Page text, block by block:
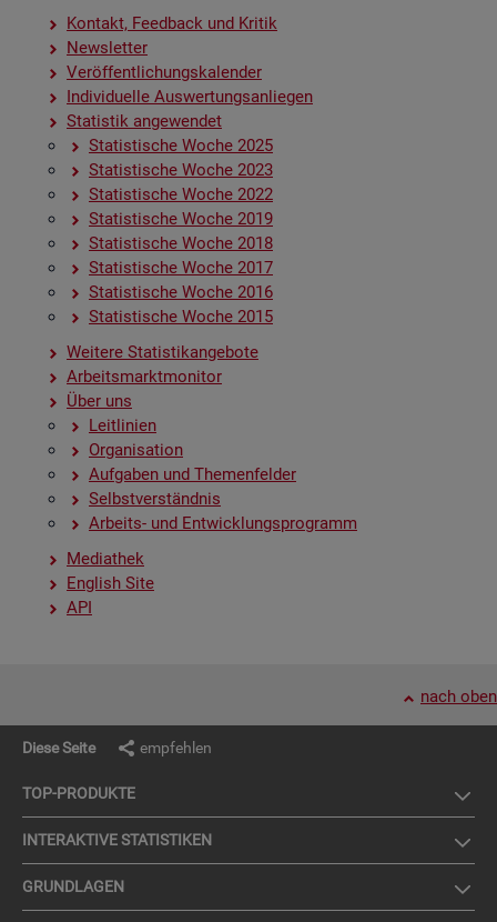
Kon­takt, Feed­back und Kri­tik
News­let­ter
Ver­öf­fent­li­chungs­ka­len­der
In­di­vi­du­el­le Aus­wer­tungs­an­lie­gen
Sta­tis­tik an­ge­wen­det
Sta­tis­ti­sche Woche 2025
Sta­tis­ti­sche Woche 2023
Sta­tis­ti­sche Woche 2022
Sta­tis­ti­sche Woche 2019
Sta­tis­ti­sche Woche 2018
Sta­tis­ti­sche Woche 2017
Sta­tis­ti­sche Woche 2016
Sta­tis­ti­sche Woche 2015
Wei­te­re Sta­tis­tik­an­ge­bo­te
Ar­beits­markt­mo­ni­tor
Über uns
Leit­li­ni­en
Or­ga­ni­sa­ti­on
Auf­ga­ben und The­men­fel­der
Selbst­ver­ständ­nis
Ar­beits- und Ent­wick­lungs­pro­gramm
Me­dia­thek
English Site
API
nach oben
Diese Seite empfehlen
TOP-PRO­DUK­TE
IN­TER­AK­TI­VE STA­TIS­TI­KEN
GRUND­LA­GEN